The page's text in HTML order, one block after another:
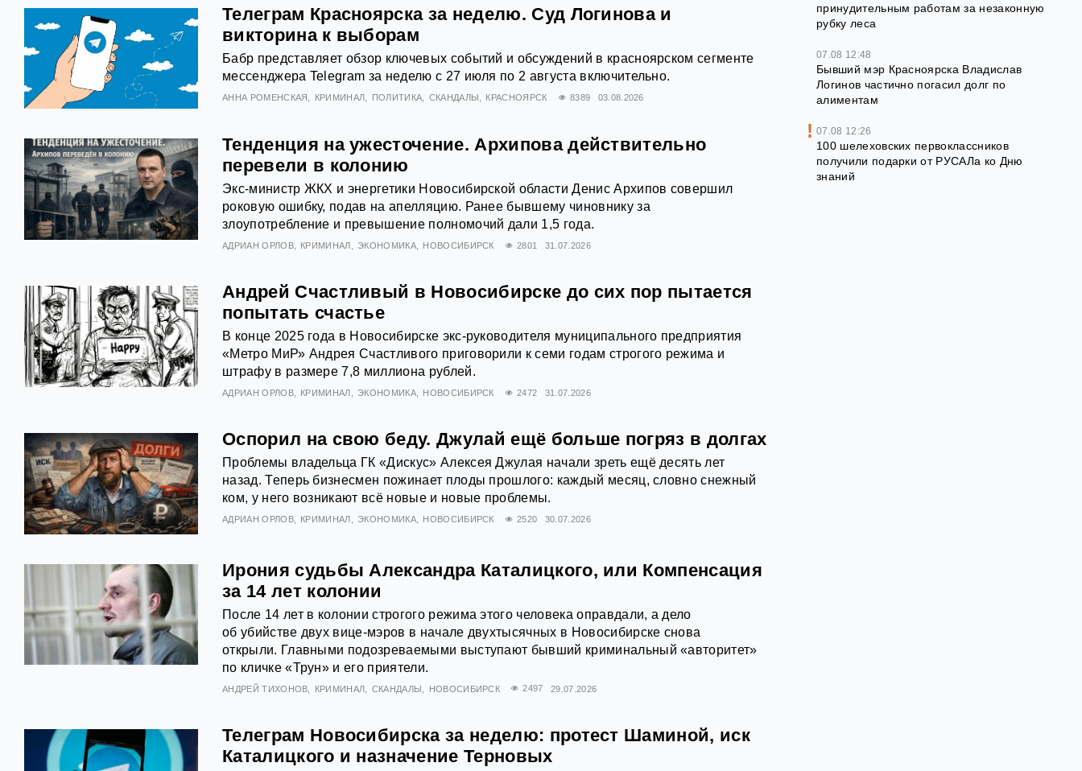
Телеграм Красноярска за неделю. Суд Логинова и
викторина к выборам
Бабр представляет обзор ключевых событий и обсуждений в красноярском сегменте
мессенджера Telegram за неделю с 27 июля по 2 августа включительно.
АННА РОМЕНСКАЯ КРИМИНАЛ ПОЛИТИКА СКАНДАЛЫ КРАСНОЯРСК 8389 03.08.2026
Тенденция на ужесточение. Архипова действительно
перевели в колонию
Экс‑министр ЖКХ и энергетики Новосибирской области Денис Архипов совершил
роковую ошибку, подав на апелляцию. Ранее бывшему чиновнику за
злоупотребление и превышение полномочий дали 1,5 года.
АДРИАН ОРЛОВ КРИМИНАЛ ЭКОНОМИКА НОВОСИБИРСК 2801 31.07.2026
Андрей Счастливый в Новосибирске до сих пор пытается
попытать счастье
В конце 2025 года в Новосибирске экс‑руководителя муниципального предприятия
«Метро МиР» Андрея Счастливого приговорили к семи годам строгого режима и
штрафу в размере 7,8 миллиона рублей.
АДРИАН ОРЛОВ КРИМИНАЛ ЭКОНОМИКА НОВОСИБИРСК 2472 31.07.2026
Оспорил на свою беду. Джулай ещё больше погряз в долгах
Проблемы владельца ГК «Дискус» Алексея Джулая начали зреть ещё десять лет
назад. Теперь бизнесмен пожинает плоды прошлого: каждый месяц, словно снежный
ком, у него возникают всё новые и новые проблемы.
АДРИАН ОРЛОВ КРИМИНАЛ ЭКОНОМИКА НОВОСИБИРСК 2520 30.07.2026
Ирония судьбы Александра Каталицкого, или Компенсация
за 14 лет колонии
После 14 лет в колонии строгого режима этого человека оправдали, а дело
об убийстве двух вице-мэров в начале двухтысячных в Новосибирске снова
открыли. Главными подозреваемыми выступают бывший криминальный «авторитет»
по кличке «Трун» и его приятели.
АНДРЕЙ ТИХОНОВ КРИМИНАЛ СКАНДАЛЫ НОВОСИБИРСК 2497 29.07.2026
Телеграм Новосибирска за неделю: протест Шаминой, иск
Каталицкого и назначение Терновых
принудительным работам за незаконную
рубку леса
07.08 12:48
Бывший мэр Красноярска Владислав
Логинов частично погасил долг по
алиментам
07.08 12:26
100 шелеховских первоклассников
получили подарки от РУСАЛа ко Дню
знаний